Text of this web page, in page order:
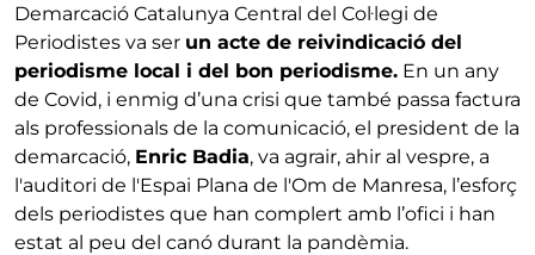
Demarcació Catalunya Central del Col·legi de
Periodistes va ser un acte de reivindicació del
periodisme local i del bon periodisme. En un any
de Covid, i enmig d’una crisi que també passa factura
als professionals de la comunicació, el president de la
demarcació, Enric Badia, va agrair, ahir al vespre, a
l'auditori de l'Espai Plana de l'Om de Manresa, l’esforç
dels periodistes que han complert amb l’ofici i han
estat al peu del canó durant la pandèmia.